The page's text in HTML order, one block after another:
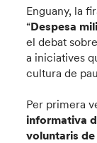
Enguany, la
“Despesa
el debat
a iniciatives
cultura de
Per primera
informativa
voluntaris